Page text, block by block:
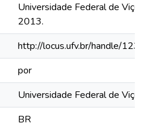
Universidade Federal de
2013.
http://locus.ufv.br/handle/
por
Universidade Federal de
BR